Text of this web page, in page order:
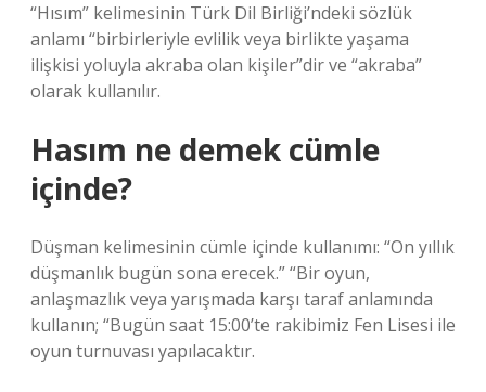
“Hısım” kelimesinin Türk Dil Birliği’ndeki sözlük
anlamı “birbirleriyle evlilik veya birlikte yaşama
ilişkisi yoluyla akraba olan kişiler”dir ve “akraba”
olarak kullanılır.
Hasım ne demek cümle
içinde?
Düşman kelimesinin cümle içinde kullanımı: “On yıllık
düşmanlık bugün sona erecek.” “Bir oyun,
anlaşmazlık veya yarışmada karşı taraf anlamında
kullanın; “Bugün saat 15:00’te rakibimiz Fen Lisesi ile
oyun turnuvası yapılacaktır.